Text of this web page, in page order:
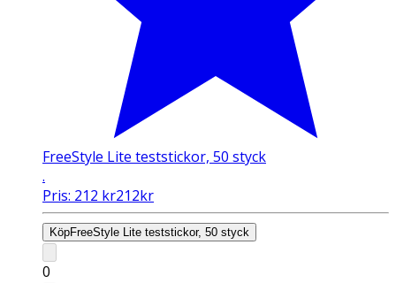
FreeStyle Lite teststickor, 50 styck
.
Pris: 212 kr212kr
KöpFreeStyle Lite teststickor, 50 styck
0